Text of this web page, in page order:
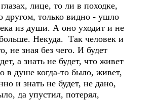
лице, то ли в походке,
другом, только видно - ушло
из души. А оно уходит и не
Некуда. Так человек и
не зная без чего. И будет
а знать не будет, что живет
в душе когда-то было, живет,
и знать не будет, не дано,
да упустил, потерял,